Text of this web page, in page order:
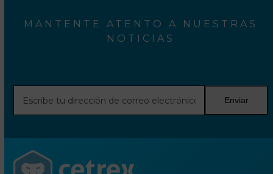
MANTENTE ATENTO A NUESTRAS
NOTICIAS
dirección
electrónico
Enviar